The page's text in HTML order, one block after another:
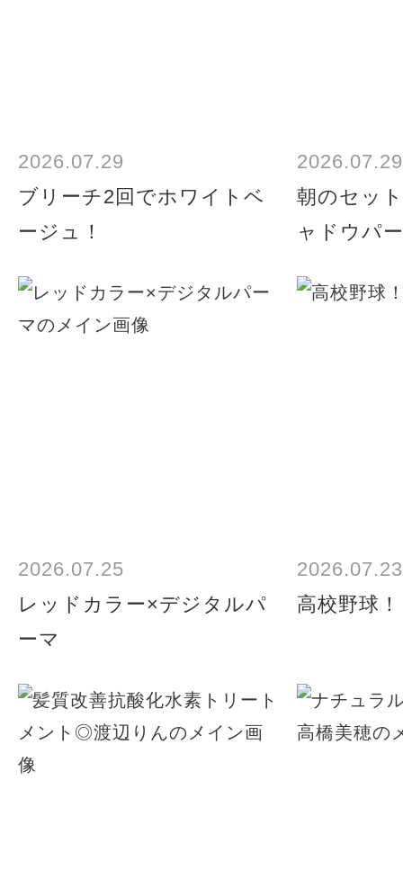
2026.07.29
ブリーチ2回でホワイトベ
ージュ！
2026.07.29
朝のセッ
ャドウパ
2026.07.25
レッドカラー×デジタルパ
ーマ
2026.07.23
高校野球！